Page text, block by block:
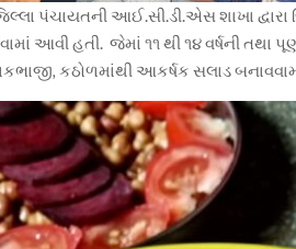
પંચાયતની આઈ.સી.ડી.એસ શાખા
આવી હતી. જેમાં ૧૧ થી ૧૪ વર્ષની તથા
,કઠોળમાંથી આકર્ષક સલાડ